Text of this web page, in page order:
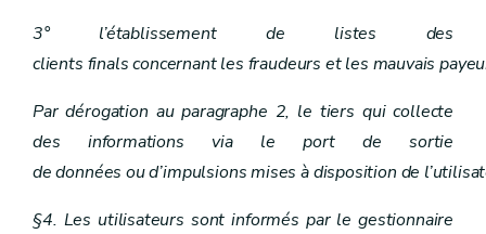
3° l’établissement de listes des
clients finals concernant les fraudeurs et les mauvais
Par dérogation au paragraphe 2, le tiers qui collecte
des informations via le port de sortie
de données ou d’impulsions mises à disposition de
§4. Les utilisateurs sont informés par le gestionnaire